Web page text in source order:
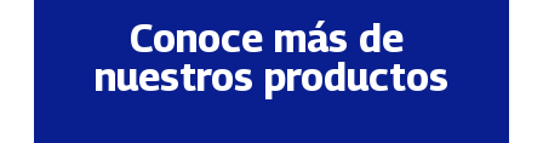
Conoce más de
nuestros productos